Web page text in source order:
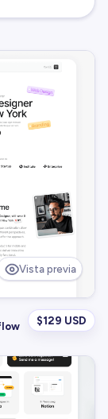
Vista previa
$129 USD